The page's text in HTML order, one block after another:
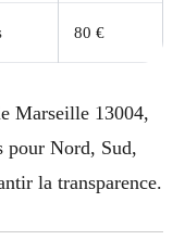
80 €
Marseille 13004,
pour Nord, Sud,
la transparence.